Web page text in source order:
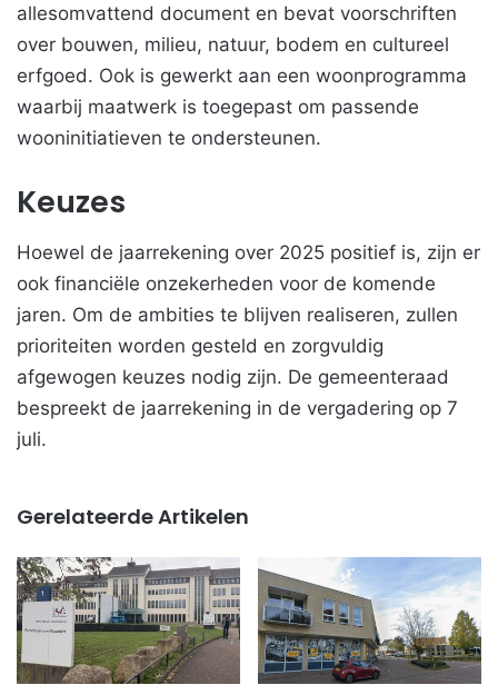
allesomvattend document en bevat voorschriften
over bouwen, milieu, natuur, bodem en cultureel
erfgoed. Ook is gewerkt aan een woonprogramma
waarbij maatwerk is toegepast om passende
wooninitiatieven te ondersteunen.
Keuzes
Hoewel de jaarrekening over 2025 positief is, zijn er
ook financiële onzekerheden voor de komende
jaren. Om de ambities te blijven realiseren, zullen
prioriteiten worden gesteld en zorgvuldig
afgewogen keuzes nodig zijn. De gemeenteraad
bespreekt de jaarrekening in de vergadering op 7
juli.
Gerelateerde Artikelen